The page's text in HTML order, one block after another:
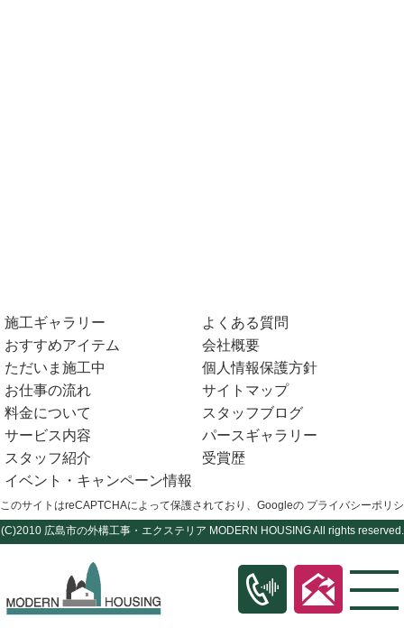
施工ギャラリー
おすすめアイテム
ただいま施工中
お仕事の流れ
料金について
サービス内容
スタッフ紹介
イベント・キャンペーン情報
よくある質問
会社概要
個人情報保護方針
サイトマップ
スタッフブログ
パースギャラリー
受賞歴
このサイトはreCAPTCHAによって保護されており、Googleの プライバシーポリ
(C)2010 広島市の外構工事・エクステリア MODERN HOUSING All rights reserved.